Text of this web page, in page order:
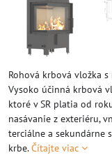
Rohová krbová vložka
Vysoko účinná krbová
ktoré v SR platia od
nasávanie z exteriéru,
terciálne a sekundárne
krbe.Čítajte viac